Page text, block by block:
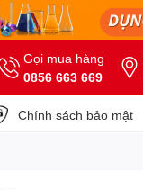
Gọi mua hàng
0856 663 669
Chính sách bảo mật